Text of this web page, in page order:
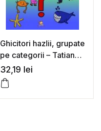
Ghicitori hazlii, grupate
pe categorii – Tatiana
Tapalaga
32,19 lei